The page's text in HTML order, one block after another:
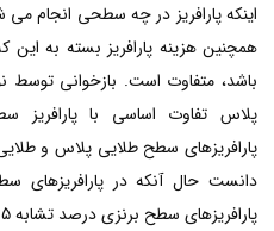
اینکه پارافریز در چه سطحی انجام می
همچنین هزینه پارافریز بسته به این
باشد، متفاوت است. بازخوانی توسط
پلاس تفاوت اساسی با
پارافریزهای سطح طلایی پلاس و
پارافریزهای سطح برنزی درصد تشابه 35 % وجود دارد.